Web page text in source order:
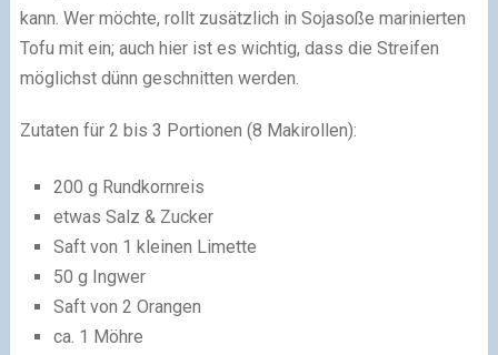
kann. Wer möchte, rollt zusätzlich in Sojasoße marinierten
Tofu mit ein; auch hier ist es wichtig, dass die Streifen
möglichst dünn geschnitten werden.
Zutaten für 2 bis 3 Portionen (8 Makirollen):
200 g Rundkornreis
etwas Salz & Zucker
Saft von 1 kleinen Limette
50 g Ingwer
Saft von 2 Orangen
ca. 1 Möhre